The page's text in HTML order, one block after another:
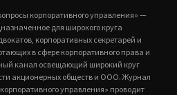
корпоративного управления» —
для широкого круга
корпоративных секретарей и
в сфере корпоративного права и
канал освещающий широкий круг
акционерных обществ и ООО. Журнал
управления» проводит